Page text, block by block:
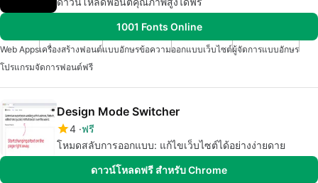
1001 Fonts Online
Web Appsเครื่องสร้างฟอนต์แบบอักษรข้อความออกแบบเว็บไซต์ผู้จัดการแบบอักษร
โปรแกรมจัดการฟอนต์ฟรี
Design Mode Switcher
4 ฟรี
โหมดสลับการออกแบบ: แก้ไขเว็บไซต์ได้อย่างง่ายดาย
ดาวน์โหลดฟรี สำหรับ Chrome